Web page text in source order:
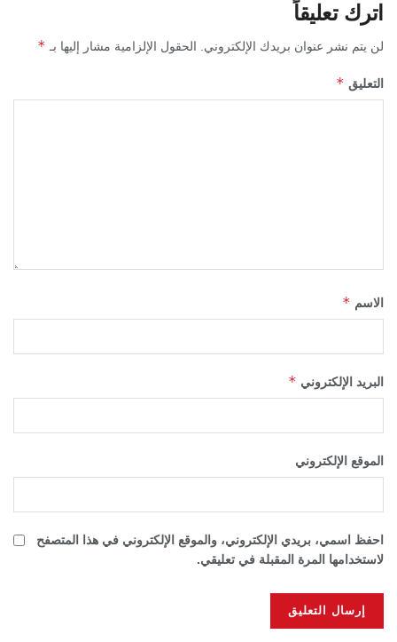
اترك تعليقاً
لن يتم نشر عنوان بريدك الإلكتروني. الحقول الإلزامية مشار إليها بـ *
التعليق *
الاسم *
البريد الإلكتروني *
الموقع الإلكتروني
احفظ اسمي، بريدي الإلكتروني، والموقع الإلكتروني في هذا المتصفح
لاستخدامها المرة المقبلة في تعليقي.